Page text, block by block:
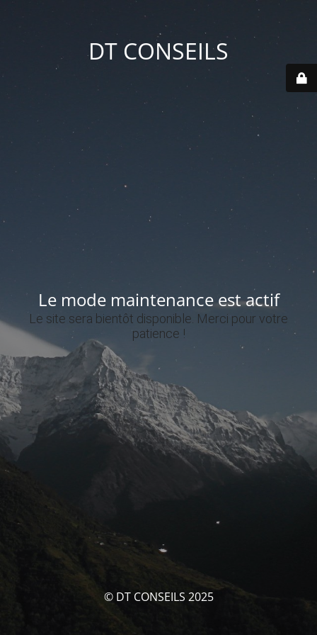
DT CONSEILS
Le mode maintenance est actif
Le site sera bientôt disponible. Merci pour votre
patience !
© DT CONSEILS 2025